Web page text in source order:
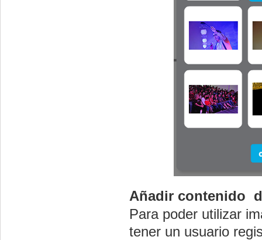
Añadir contenido
Para poder utilizar
tener un usuario